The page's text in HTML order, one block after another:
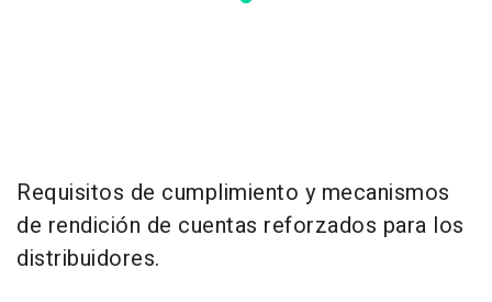
Requisitos de cumplimiento y mecanismos
de rendición de cuentas reforzados para los
distribuidores.